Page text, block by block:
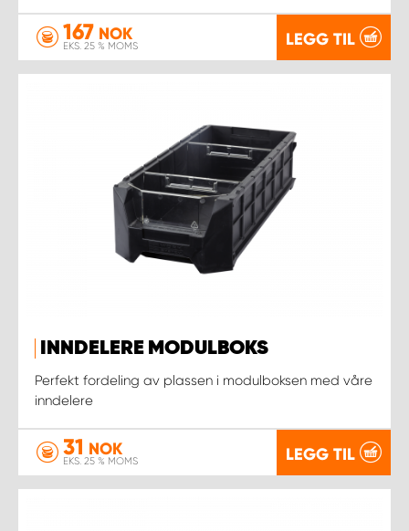
167 NOK
EKS. 25 % MOMS LEGG TIL
INNDELERE MODULBOKS
Perfekt fordeling av plassen i modulboksen med våre
inndelere
31 NOK
EKS. 25 % MOMS LEGG TIL